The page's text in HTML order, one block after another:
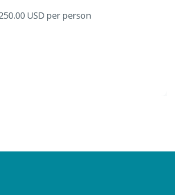
USD per person